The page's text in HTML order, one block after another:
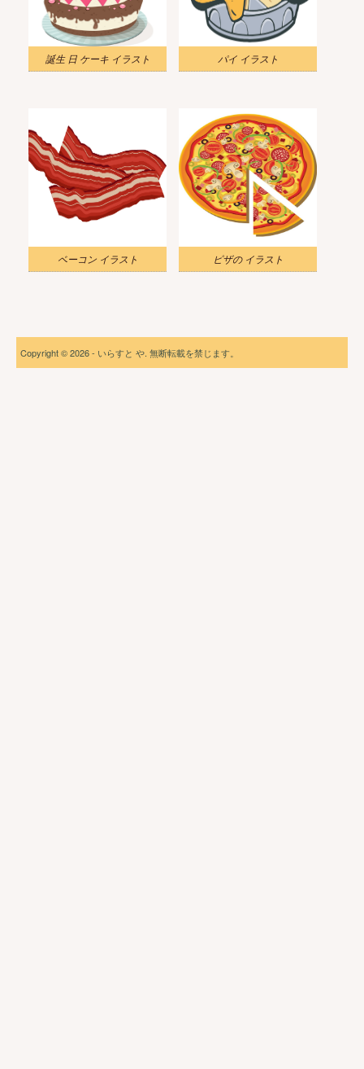
誕生 日 ケーキ イラスト パイ イラスト
ベーコン イラスト ピザの イラスト
Copyright © 2026 - いらすと や. 無断転載を禁じます。